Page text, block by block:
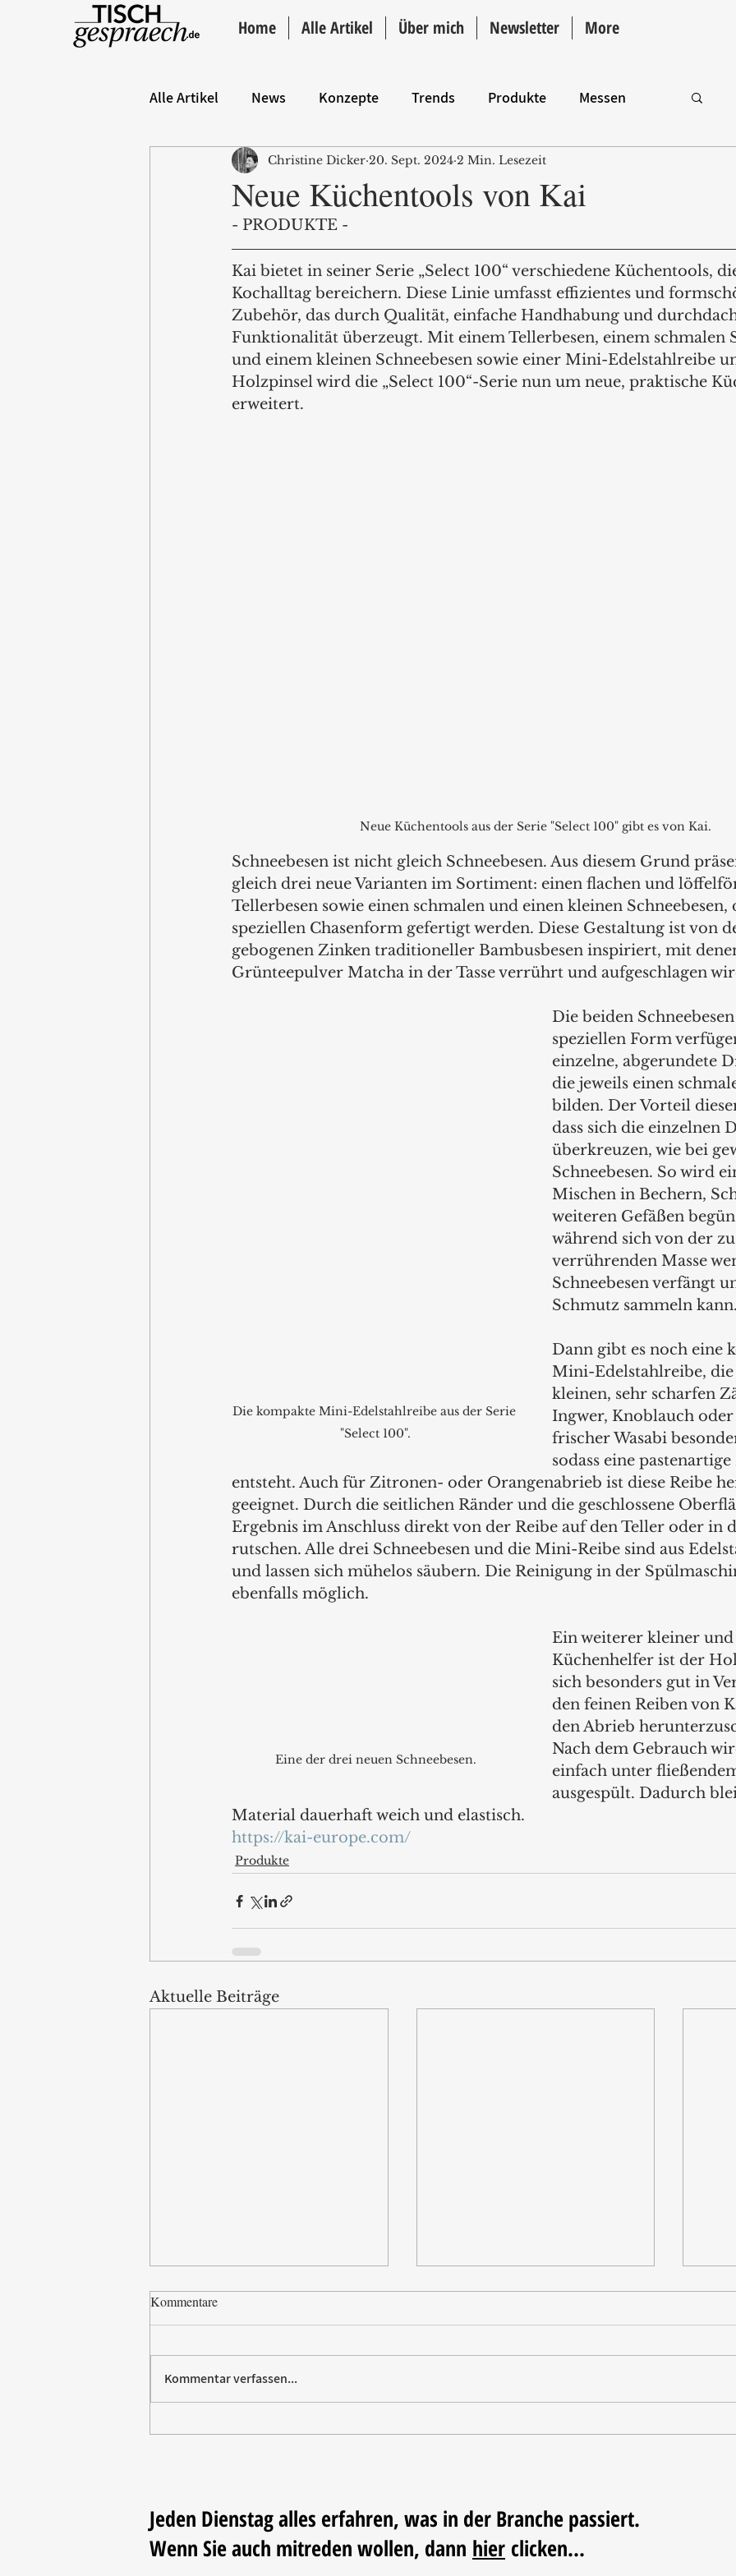
Home Alle Artikel Über mich Newsletter More
Alle Artikel News Konzepte Trends Produkte Messen
Hintergrund ANZEIGE Intro
Neue Küchentools von Kai
Christine Dicker 20. Sept. 2024 2 Min. Lesezeit
- PRODUKTE -
Kai bietet in seiner Serie „Select 100“ verschiedene Küchentools,
Kochalltag bereichern. Diese Linie umfasst effizientes und
Zubehör, das durch Qualität, einfache Handhabung und
Funktionalität überzeugt. Mit einem Tellerbesen, einem schmalen
und einem kleinen Schneebesen sowie einer Mini-Edelstahlreibe
Holzpinsel wird die „Select 100“-Serie nun um neue, praktische
erweitert.
Neue Küchentools aus der Serie "Select 100" gibt es von Kai.
Schneebesen ist nicht gleich Schneebesen. Aus diesem Grund
gleich drei neue Varianten im Sortiment: einen flachen und
Tellerbesen sowie einen schmalen und einen kleinen Schneebesen,
speziellen Chasenform gefertigt werden. Diese Gestaltung ist von
gebogenen Zinken traditioneller Bambusbesen inspiriert, mit
Grünteepulver Matcha in der Tasse verrührt und aufgeschlagen
Die kompakte Mini-Edelstahlreibe aus der Serie
"Select 100".
Die beiden
speziellen Form
einzelne, abgerundete
die jeweils einen
bilden. Der Vorteil
dass sich die einzelnen
überkreuzen, wie bei
Schneebesen. So wird
Mischen in Bechern,
weiteren Gefäßen
während sich von der zu
verrührenden Masse
Schneebesen verfängt
Schmutz sammeln kann.
Dann gibt es noch eine
Mini-Edelstahlreibe,
kleinen, sehr scharfen
Ingwer, Knoblauch oder
frischer Wasabi
sodass eine
entsteht. Auch für Zitronen- oder Orangenabrieb ist diese Reibe
geeignet. Durch die seitlichen Ränder und die geschlossene
Ergebnis im Anschluss direkt von der Reibe auf den Teller oder in
rutschen. Alle drei Schneebesen und die Mini-Reibe sind aus
und lassen sich mühelos säubern. Die Reinigung in der
ebenfalls möglich.
Eine der drei neuen Schneebesen.
Ein weiterer kleiner
Küchenhelfer ist der
sich besonders gut in
den feinen Reiben von
den Abrieb
Nach dem Gebrauch
einfach unter
ausgespült. Dadurch
Material dauerhaft weich und elastisch.
https://kai-europe.com/
Produkte
Aktuelle Beiträge
Kommentare
Kommentar verfassen...
Jeden Dienstag alles erfahren, was in der Branche passiert.
Wenn Sie auch mitreden wollen, dann hier clicken...